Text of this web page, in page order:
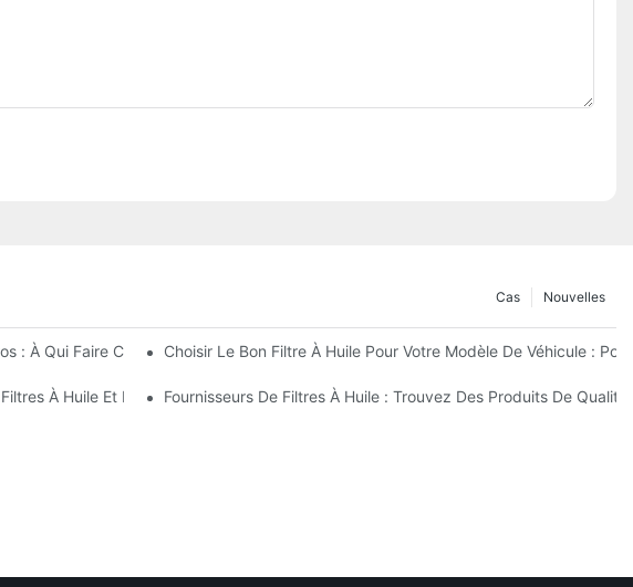
Nouvelles
Cas
: À Qui Faire Confiance ?Choisir Le Bon Filtre À Huile Pour Votre Modèle De Véhicule :
À Huile Et Leurs InnovationsFournisseurs De Filtres À Huile : Trouvez Des Produits De